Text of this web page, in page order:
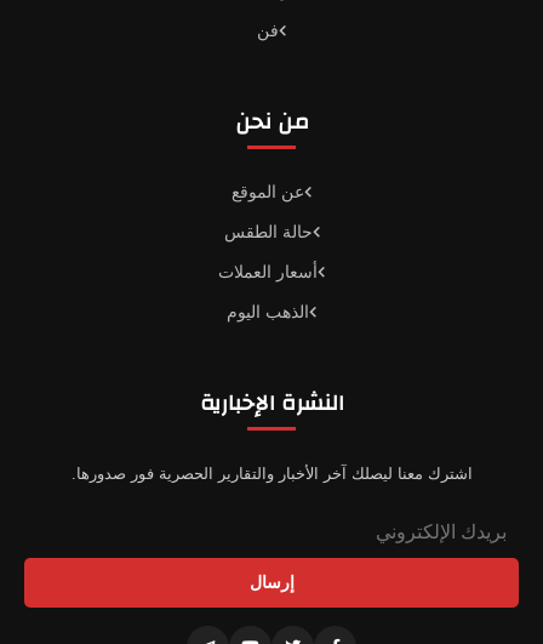
فن
من نحن
عن الموقع
حالة الطقس
أسعار العملات
الذهب اليوم
النشرة الإخبارية
اشترك معنا ليصلك آخر الأخبار والتقارير الحصرية فور صدورها.
إرسال